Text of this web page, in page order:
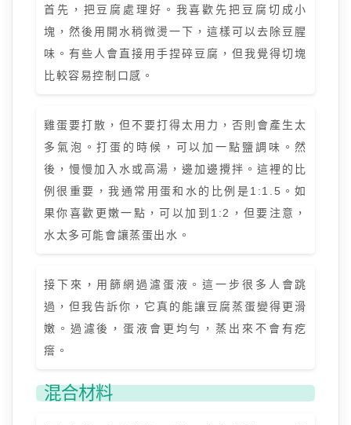
首先，把豆腐處理好。我喜歡先把豆腐切成小
塊，然後用開水稍微燙一下，這樣可以去除豆腥
味。有些人會直接用手捏碎豆腐，但我覺得切塊
比較容易控制口感。
雞蛋要打散，但不要打得太用力，否則會產生太
多氣泡。打蛋的時候，可以加一點鹽調味。然
後，慢慢加入水或高湯，邊加邊攪拌。這裡的比
例很重要，我通常用蛋和水的比例是1:1.5。如
果你喜歡更嫩一點，可以加到1:2，但要注意，
水太多可能會讓蒸蛋出水。
接下來，用篩網過濾蛋液。這一步很多人會跳
過，但我告訴你，它真的能讓豆腐蒸蛋變得更滑
嫩。過濾後，蛋液會更均勻，蒸出來不會有疙
瘩。
混合材料